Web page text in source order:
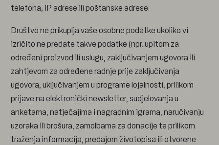
telefona, IP adrese ili poštanske adrese.
Društvo ne prikuplja vaše osobne podatke ukoliko vi
izričito ne predate takve podatke (npr. upitom za
određeni proizvod ili uslugu, zaključivanjem ugovora ili
zahtjevom za određene radnje prije zaključivanja
ugovora, uključivanjem u programe lojalnosti, prilikom
prijave na elektronički newsletter, sudjelovanja u
anketama, natječajima i nagradnim igrama, naručivanju
uzoraka ili brošura, zamolbama za donacije te prilikom
traženja informacija, predajom životopisa ili otvorene